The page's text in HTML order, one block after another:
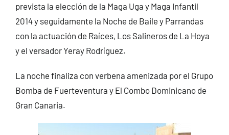
prevista la elección de la Maga Uga y Maga Infantil
2014 y seguidamente la Noche de Baile y Parrandas
con la actuación de Raíces, Los Salineros de La Hoya
y el versador Yeray Rodríguez.
La noche finaliza con verbena amenizada por el Grupo
Bomba de Fuerteventura y El Combo Dominicano de
Gran Canaria.